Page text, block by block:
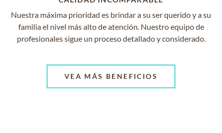
Nuestra máxima prioridad es brindar a su ser querido y a su
familia el nivel más alto de atención. Nuestro equipo de
profesionales sigue un proceso detallado y considerado.
VEA MÁS BENEFICIOS